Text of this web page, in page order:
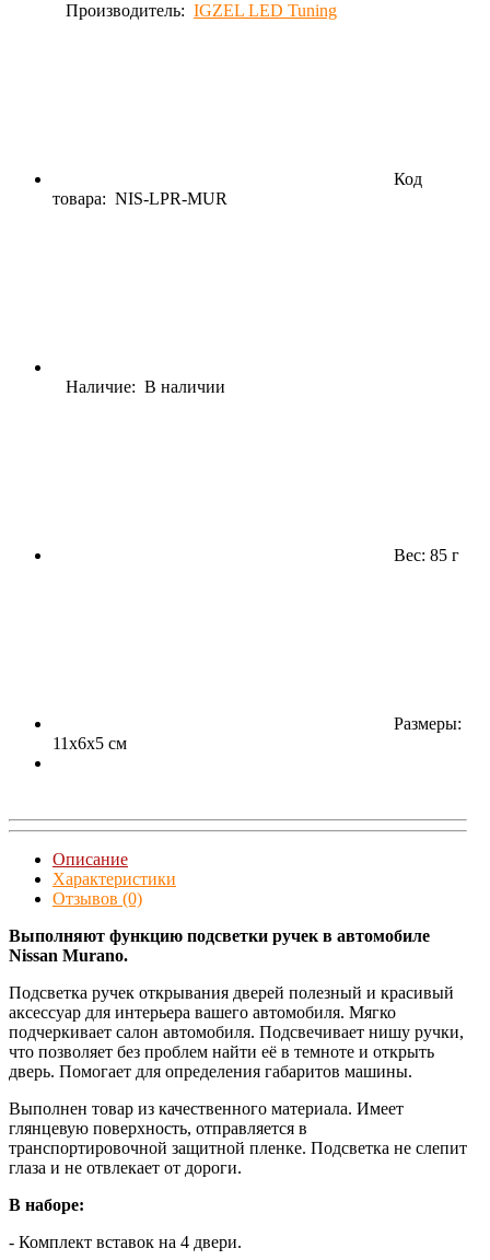
Производитель: IGZEL LED Tuning
Код
товара: NIS-LPR-MUR
Наличие: В наличии
Вес: 85 г
Размеры:
11x6x5 см
Описание
Характеристики
Отзывов (0)
Выполняют функцию подсветки ручек в автомобиле
Nissan Murano.
Подсветка ручек открывания дверей полезный и красивый
аксессуар для интерьера вашего автомобиля. Мягко
подчеркивает салон автомобиля. Подсвечивает нишу ручки,
что позволяет без проблем найти её в темноте и открыть
дверь. Помогает для определения габаритов машины.
Выполнен товар из качественного материала. Имеет
глянцевую поверхность, отправляется в
транспортировочной защитной пленке. Подсветка не слепит
глаза и не отвлекает от дороги.
В наборе:
- Комплект вставок на 4 двери.